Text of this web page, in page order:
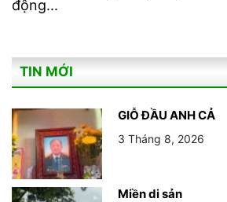
động...
TIN MỚI
GIỖ ĐẦU ANH CẢ
3 Tháng 8, 2026
Miền di sản